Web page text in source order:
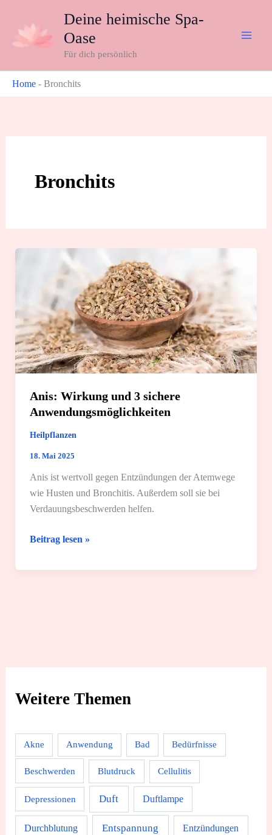
springen
Deine heimische Spa-
Oase
Für dich persönlich
Home - Bronchits
Weitere Themen
Akne Anwendung Bad Bedürfnisse
Beschwerden Blutdruck Cellulitis
Depressionen Duft Duftlampe
Durchblutung Entspannung Entzündungen
Bronchits
Anis: Wirkung und 3 sichere
Anwendungsmöglichkeiten
Heilpflanzen
18. Mai 2025
Anis ist wertvoll gegen Entzündungen der Atemwege
wie Husten und Bronchitis. Außerdem soll sie bei
Verdauungsbeschwerden helfen.
Anis:
und
Beitrag lesen »